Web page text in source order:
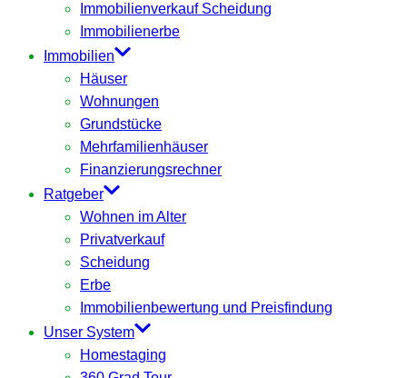
Immobilienverkauf Scheidung
Immobilienerbe
Immobilien
Häuser
Wohnungen
Grundstücke
Mehrfamilienhäuser
Finanzierungsrechner
Ratgeber
Wohnen im Alter
Privatverkauf
Scheidung
Erbe
Immobilienbewertung und Preisfindung
Unser System
Homestaging